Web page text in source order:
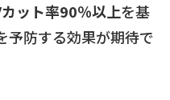
ット率90％以上を基
予防する効果が期待で